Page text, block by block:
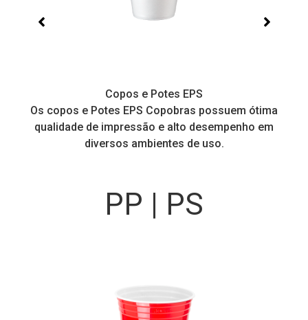
Copos e Potes EPS
Os copos e Potes EPS Copobras possuem ótima
qualidade de impressão e alto desempenho em
diversos ambientes de uso.
PP | PS